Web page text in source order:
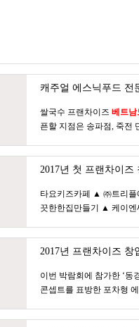
캐주얼 에스닉푸드 전
쌀국수 프랜차이즈 베트남
픈할 지점은 송파점, 죽전
2017년 첫 프랜차이
타요키즈카페 ▲ ㈜트리
끗한한집만들기 ▲ 케이
2017년 프랜차이즈
이번 박람회에 참가한 ‘동
콘셉트를 표방한 포차형